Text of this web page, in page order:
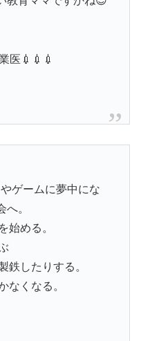
医💉💉💉
ゲームに夢中にな
。
始める。
鉄したりする。
なくなる。